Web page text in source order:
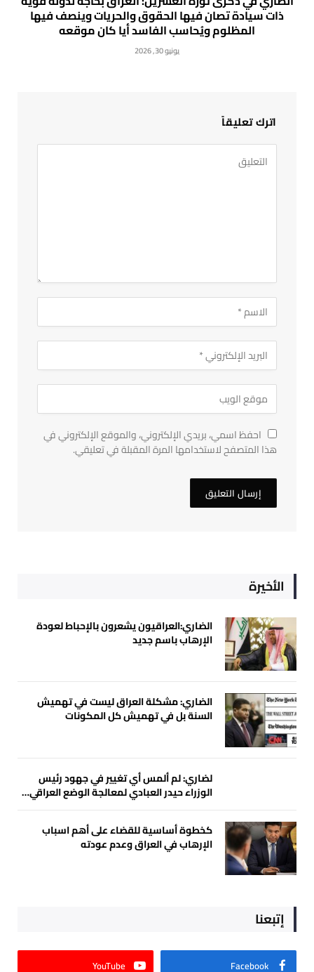
ذات سيادة تصان فيها الحقوق والحريات وينصف فيها
المظلوم ويُحاسب الفاسد أيا كان موقعه
يونيو 30, 2026
اترك تعليقاً
احفظ اسمي، بريدي الإلكتروني، والموقع الإلكتروني في
هذا المتصفح لاستخدامها المرة المقبلة في تعليقي.
الأخيرة
الضاري:العراقيون يشعرون بالإحباط لعودة
الإرهاب باسم جديد
الضاري: مشكلة العراق ليست في تهميش
السنة بل في تهميش كل المكونات
لضاري: لم ألمس أي تغيير في جهود رئيس
الوزراء حيدر العبادي لمعالجة الوضع العراقي…
كخطوة أساسية للقضاء على أهم اسباب
الإرهاب في العراق وعدم عودته
إتبعنا
Facebook
YouTube